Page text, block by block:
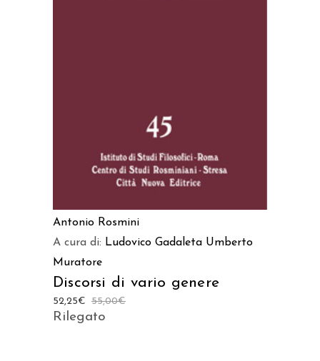
Antonio Rosmini
A cura di: Ludovico Gadaleta Umberto
Muratore
Discorsi di vario genere
55,00€
52,25€
Rilegato